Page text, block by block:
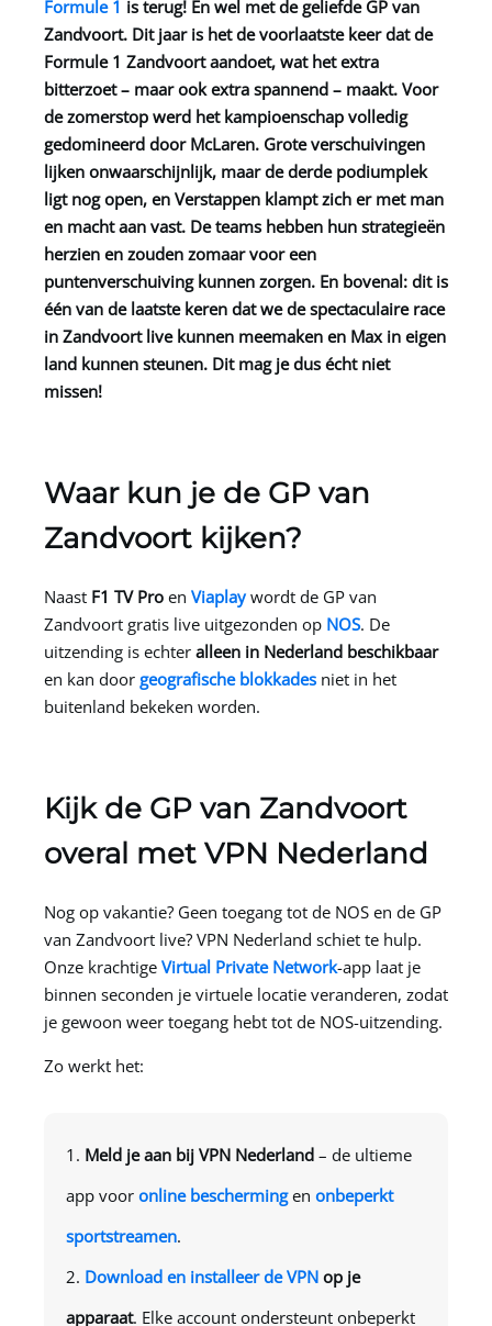
Formule 1 is terug! En wel met de geliefde GP van
Zandvoort. Dit jaar is het de voorlaatste keer dat de
Formule 1 Zandvoort aandoet, wat het extra
bitterzoet – maar ook extra spannend – maakt. Voor
de zomerstop werd het kampioenschap volledig
gedomineerd door McLaren. Grote verschuivingen
lijken onwaarschijnlijk, maar de derde podiumplek
ligt nog open, en Verstappen klampt zich er met man
en macht aan vast. De teams hebben hun strategieën
herzien en zouden zomaar voor een
puntenverschuiving kunnen zorgen. En bovenal: dit is
één van de laatste keren dat we de spectaculaire race
in Zandvoort live kunnen meemaken en Max in eigen
land kunnen steunen. Dit mag je dus écht niet
missen!
Waar kun je de GP van
Zandvoort kijken?
Naast F1 TV Pro en Viaplaywordt de GP van
Zandvoort gratis live uitgezonden op NOS. De
uitzending is echter alleen in Nederland beschikbaar
en kan door geografische blokkades niet in het
buitenland bekeken worden.
Kijk de GP van Zandvoort
overal met VPN Nederland
Nog op vakantie? Geen toegang tot de NOS en de GP
van Zandvoort live? VPN Nederland schiet te hulp.
Onze krachtige Virtual Private Network-app laat je
binnen seconden je virtuele locatie veranderen, zodat
je gewoon weer toegang hebt tot de NOS-uitzending.
Zo werkt het:
Meld je aan bij VPN Nederland – de ultieme
app voor online beschermingen onbeperkt
sportstreamen.
Download en installeer de VPN op je
apparaat. Elke account ondersteunt onbeperkt